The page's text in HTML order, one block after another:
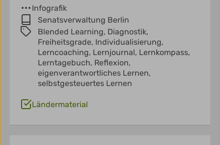
Infografik
Senatsverwaltung Berlin
Blended Learning, Diagnostik,
Freiheitsgrade, Individualisierung,
Lerncoaching, Lernjournal, Lernkompass,
Lerntagebuch, Reflexion,
eigenverantwortliches Lernen,
selbstgesteuertes Lernen
Ländermaterial